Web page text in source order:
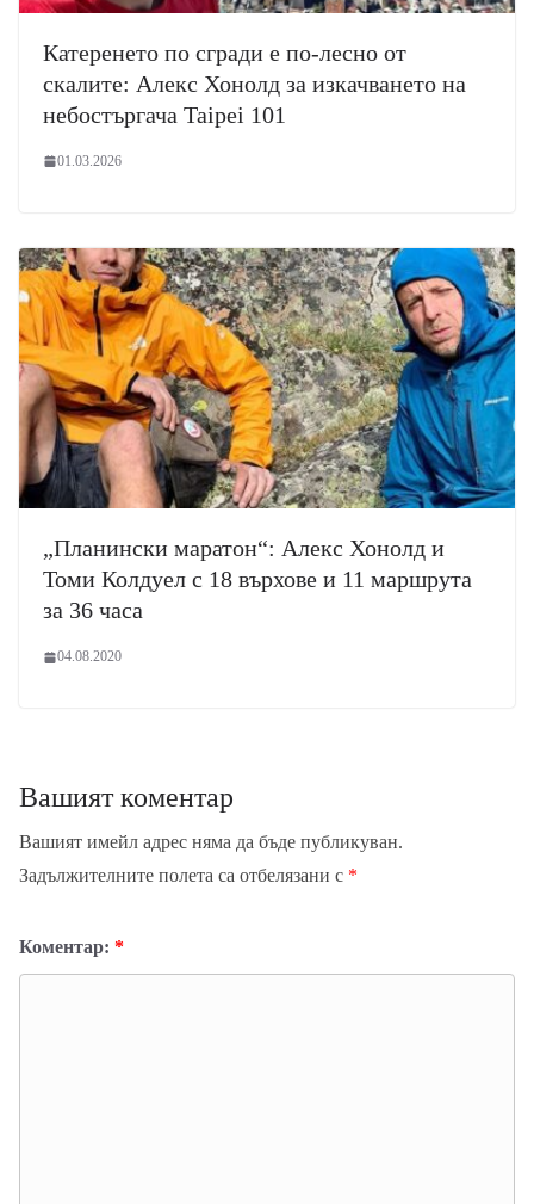
Катеренето по сгради е по-лесно от
скалите: Алекс Хонолд за изкачването на
небостъргача Taipei 101
01.03.2026
„Планински маратон“: Алекс Хонолд и
Томи Колдуел с 18 върхове и 11 маршрута
за 36 часа
04.08.2020
Вашият коментар
Вашият имейл адрес няма да бъде публикуван.
Задължителните полета са отбелязани с *
Коментар: *